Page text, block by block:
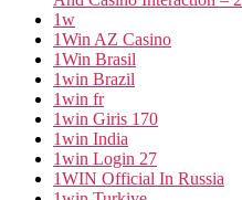
1w
1Win AZ Casino
1Win Brasil
1win Brazil
1win fr
1win Giris 170
1win India
1win Login 27
1WIN Official In Russia